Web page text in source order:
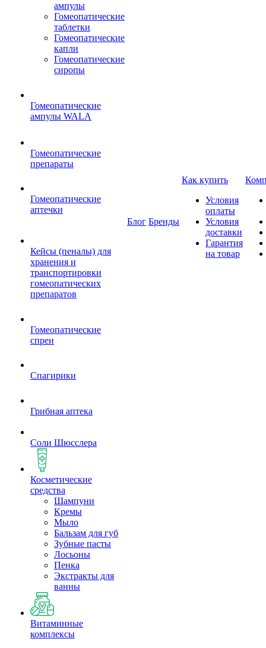
ампулы
Гомеопатические
таблетки
Гомеопатические
капли
Гомеопатические
сиропы
Гомеопатические
ампулы WALA
Гомеопатические
препараты
Гомеопатические
аптечки
Кейсы (пеналы) для
хранения и
транспортировки
гомеопатических
препаратов
Гомеопатические
спреи
Спагирики
Грибная аптека
Соли Шюсслера
Косметические
средства
Шампуни
Кремы
Мыло
Бальзам для губ
Зубные пасты
Лосьоны
Пенка
Экстракты для
ванны
Витаминные
комплексы
Блог Бренды
Как купить
Условия
оплаты
Условия
доставки
Гарантия
на товар